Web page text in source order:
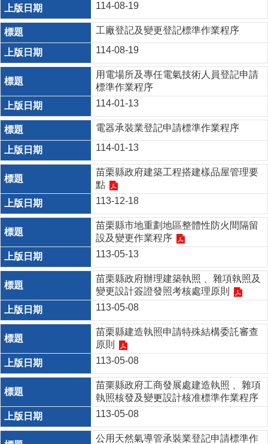
114-08-19
工廠登記及變更登記標準作業程序
114-08-19
用電場所及專任電氣技術人員登記申請
標準作業程序
114-01-13
電器承裝業登記申請標準作業程序
114-01-13
苗栗縣政府建築工程搭建樣品屋管理要
點
113-12-18
苗栗縣市地重劃地區整體性防火間隔留
設及變更作業程序
113-05-13
苗栗縣政府辦理建築執照 、雜項執照及
變更設計簽證發照考核處理原則
113-05-08
苗栗縣建造執照申請特殊結構委託審查
原則
113-05-08
苗栗縣政府工商發展處建造執照 、雜項
執照核發及變更設計核准標準作業程序
113-05-08
公用天然氣導管承裝業登記申請標準作